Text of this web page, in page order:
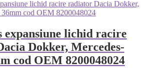
expansiune lichid racire
Dokker, Mercedes-
cod OEM 8200048024